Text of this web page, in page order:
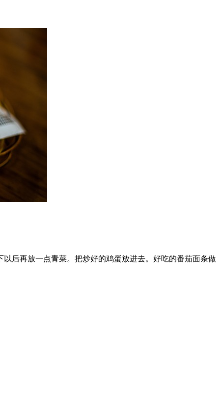
后再放一点青菜。把炒好的鸡蛋放进去。好吃的番茄面条做